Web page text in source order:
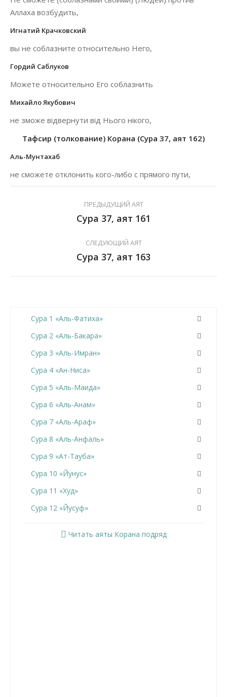
Аллаха возбудить,
Игнатий Крачковский
вы не соблазните относительно Него,
Гордий Саблуков
Можете относительно Его соблазнить
Михайло Якубович
не зможе відвернути від Нього нікого,
Тафсир (толкование) Корана (Сура 37, аят 162)
Аль-Мунтахаб
не сможете отклонить кого-либо с прямого пути,
ПРЕДЫДУЩИЙ АЯТ
Сура 37, аят 161
СЛЕДУЮЩИЙ АЯТ
Сура 37, аят 163
Сура 1 «Аль-Фатиха»
Сура 2 «Аль-Бакара»
Сура 3 «Аль-Имран»
Сура 4 «Ан-Ниса»
Сура 5 «Аль-Маида»
Сура 6 «Аль-Анам»
Сура 7 «Аль-Араф»
Сура 8 «Аль-Анфаль»
Сура 9 «Ат-Тауба»
Сура 10 «Йунус»
Сура 11 «Худ»
Сура 12 «Йусуф»
Читать аяты Корана подряд